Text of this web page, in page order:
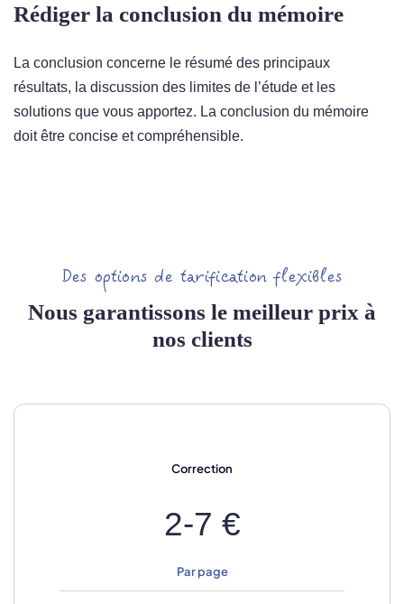
Rédiger la conclusion du mémoire
La conclusion concerne le résumé des principaux
résultats, la discussion des limites de l’étude et les
solutions que vous apportez. La conclusion du mémoire
doit être concise et compréhensible.
Des options de tarification flexibles
Nous garantissons le meilleur prix à
nos clients
Correction
2-7 €
Par page